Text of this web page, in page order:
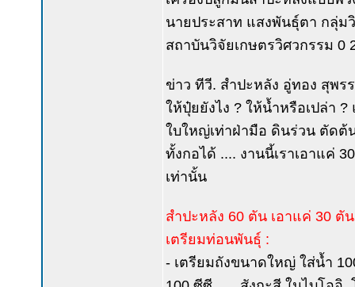
นายประสาท แสงพันธุ์ตา กลุ่ม
สถาบันวิจัยเกษตรวิศวกรรม 0
ข่าว ทีวี. สำปะหลัง อู่ทอง สุพร
ให้ปุ๋ยยังไง ? ให้น้ำหรือเปล่า
ใบใหญ่เท่าฝ่ามือ ดินร่วน ตัดต้
ทั้งกอได้ .... งานนี้เราเอาแค่
เท่านั้น
สำปะหลัง 60 ตัน เอาแค่ 30 ตั
เตรียมท่อนพันธุ์ :
- เตรียมถังขนาดใหญ่ ใส่น้ำ